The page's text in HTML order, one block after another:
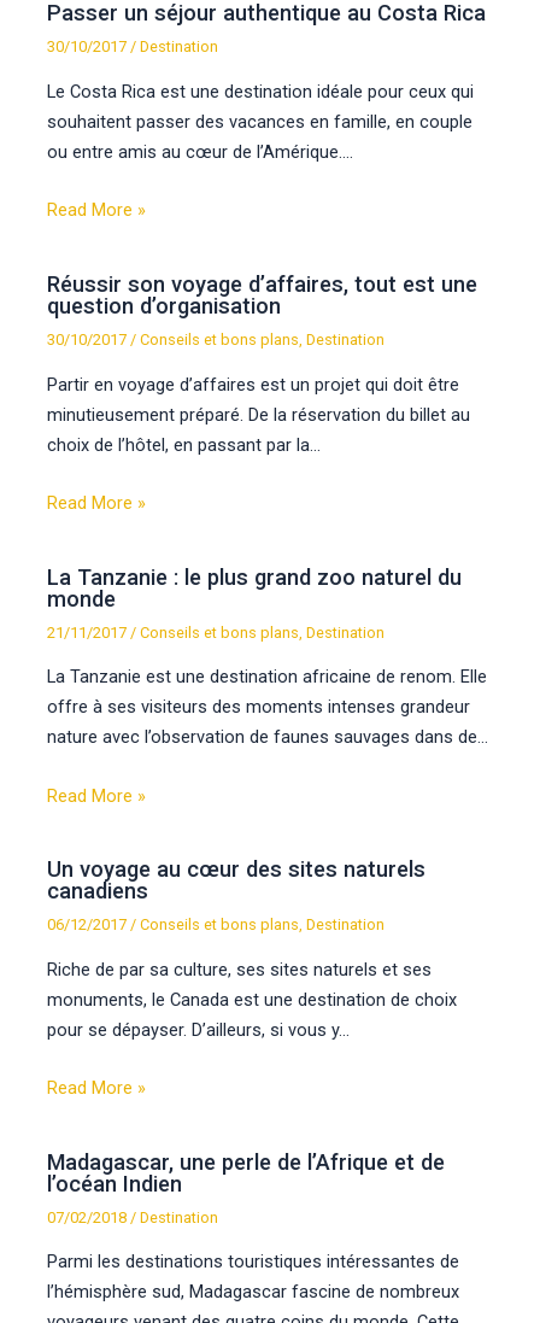
Passer un séjour authentique au Costa Rica
30/10/2017/Destination
Le Costa Rica est une destination idéale pour ceux qui
souhaitent passer des vacances en famille, en couple
ou entre amis au cœur de l’Amérique.…
Read More »
Réussir son voyage d’affaires, tout est une
question d’organisation
30/10/2017/Conseils et bons plans,Destination
Partir en voyage d’affaires est un projet qui doit être
minutieusement préparé. De la réservation du billet au
choix de l’hôtel, en passant par la…
Read More »
La Tanzanie : le plus grand zoo naturel du
monde
21/11/2017 /Conseils et bons plans ,Destination
La Tanzanie est une destination africaine de renom. Elle
offre à ses visiteurs des moments intenses grandeur
nature avec l’observation de faunes sauvages dans de…
Read More »
Un voyage au cœur des sites naturels
canadiens
06/12/2017/Conseils et bons plans,Destination
Riche de par sa culture, ses sites naturels et ses
monuments, le Canada est une destination de choix
pour se dépayser. D’ailleurs, si vous y…
Read More »
Madagascar, une perle de l’Afrique et de
l’océan Indien
07/02/2018 /Destination
Parmi les destinations touristiques intéressantes de
l’hémisphère sud, Madagascar fascine de nombreux